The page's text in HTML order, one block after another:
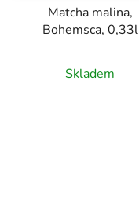
Matcha malina,
Bohemsca, 0,33l
Skladem